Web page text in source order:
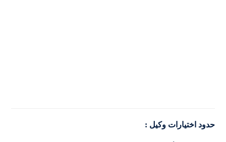
حدود اختیارات وکیل :